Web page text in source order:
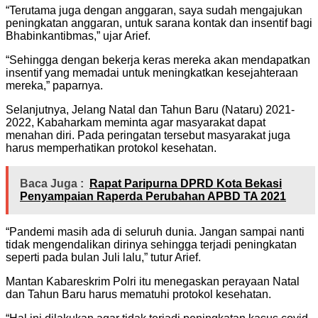
“Terutama juga dengan anggaran, saya sudah mengajukan
peningkatan anggaran, untuk sarana kontak dan insentif bagi
Bhabinkantibmas,” ujar Arief.
“Sehingga dengan bekerja keras mereka akan mendapatkan
insentif yang memadai untuk meningkatkan kesejahteraan
mereka,” paparnya.
Selanjutnya, Jelang Natal dan Tahun Baru (Nataru) 2021-
2022, Kabaharkam meminta agar masyarakat dapat
menahan diri. Pada peringatan tersebut masyarakat juga
harus memperhatikan protokol kesehatan.
Baca Juga :
Rapat Paripurna DPRD Kota Bekasi
Penyampaian Raperda Perubahan APBD TA 2021
“Pandemi masih ada di seluruh dunia. Jangan sampai nanti
tidak mengendalikan dirinya sehingga terjadi peningkatan
seperti pada bulan Juli lalu,” tutur Arief.
Mantan Kabareskrim Polri itu menegaskan perayaan Natal
dan Tahun Baru harus mematuhi protokol kesehatan.